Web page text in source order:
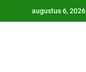
augustus 6, 2026